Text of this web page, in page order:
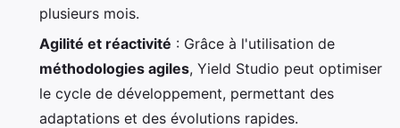
plusieurs mois.
Agilité et réactivité : Grâce à l'utilisation de
méthodologies agiles, Yield Studio peut optimiser
le cycle de développement, permettant des
adaptations et des évolutions rapides.